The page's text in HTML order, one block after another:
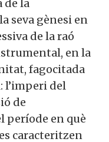
l’origen , el
a
gran part
la
seva gènesi
de la
instrumental,